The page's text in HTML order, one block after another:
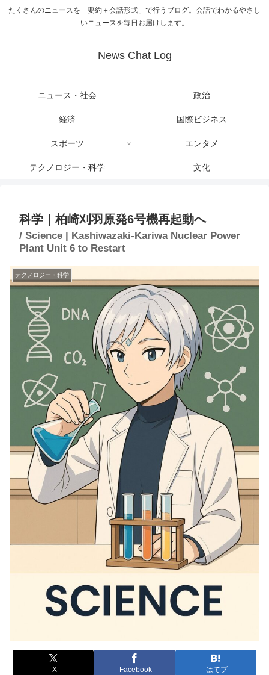
たくさんのニュースを「要約＋会話形式」で行うブログ。会話でわかるやさし
いニュースを毎日お届けします。
News Chat Log
ニュース・社会 政治
経済 国際ビジネス
スポーツ エンタメ
テクノロジー・科学 文化
科学｜柏崎刈羽原発6号機再起動へ
/ Science | Kashiwazaki-Kariwa Nuclear Power
Plant Unit 6 to Restart
テクノロジー・科学
X Facebook はてブ